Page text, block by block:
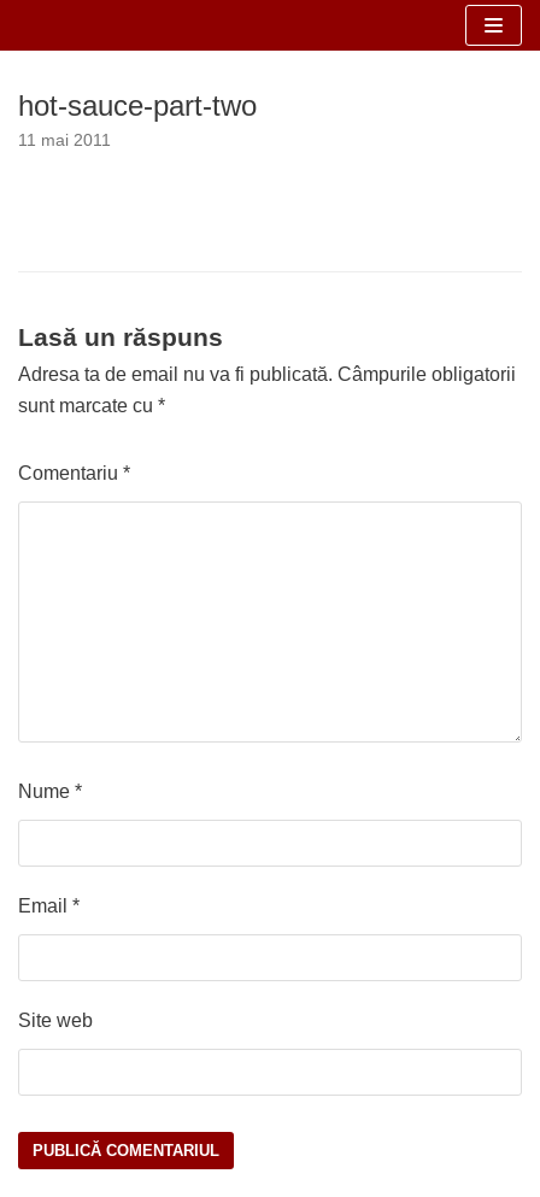
la
hot-sauce-part-two
11 mai 2011
Lasă un răspuns
Adresa ta de email nu va fi publicată. Câmpurile obligatorii
sunt marcate cu *
Comentariu *
Nume *
Email *
Site web